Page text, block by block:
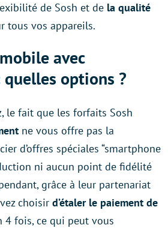
de Sosh et de la qualité
tous vos appareils.
avec
options ?
le fait que les forfaits Sosh
ne vous offre pas la
d’offres spéciales “smartphone
ni aucun point de fidélité
grâce à leur partenariat
choisir d’étaler le paiement de
4 fois, ce qui peut vous